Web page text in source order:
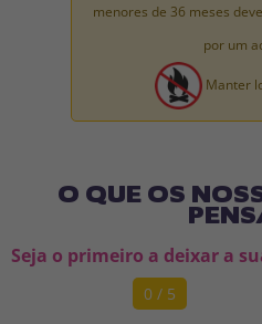
menores de 36 meses
por um
Manter
O QUE OS
Seja o primeiro a deixar a
0 / 5